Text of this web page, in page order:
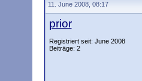
11. June 2008, 08:17
prior
Registriert seit: June 2008
Beiträge: 2